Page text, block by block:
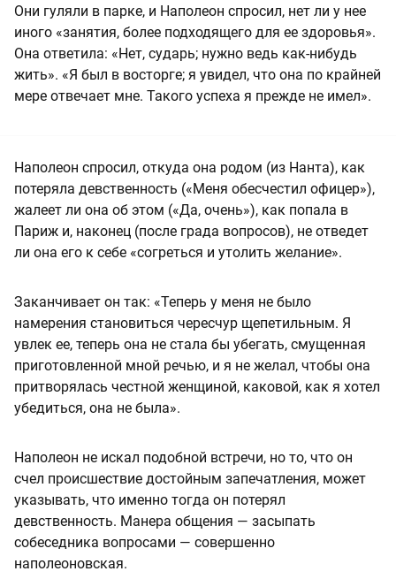
Они гуляли в парке, и Наполеон спросил, нет ли у нее
иного «занятия, более подходящего для ее здоровья».
Она ответила: «Нет, сударь; нужно ведь как-нибудь
жить». «Я был в восторге; я увидел, что она по крайней
мере отвечает мне. Такого успеха я прежде не имел».
Наполеон спросил, откуда она родом (из Нанта), как
потеряла девственность («Меня обесчестил офицер»),
жалеет ли она об этом («Да, очень»), как попала в
Париж и, наконец (после града вопросов), не отведет
ли она его к себе «согреться и утолить желание».
Заканчивает он так: «Теперь у меня не было
намерения становиться чересчур щепетильным. Я
увлек ее, теперь она не стала бы убегать, смущенная
приготовленной мной речью, и я не желал, чтобы она
притворялась честной женщиной, каковой, как я хотел
убедиться, она не была».
Наполеон не искал подобной встречи, но то, что он
счел происшествие достойным запечатления, может
указывать, что именно тогда он потерял
девственность. Манера общения — засыпать
собеседника вопросами — совершенно
наполеоновская.